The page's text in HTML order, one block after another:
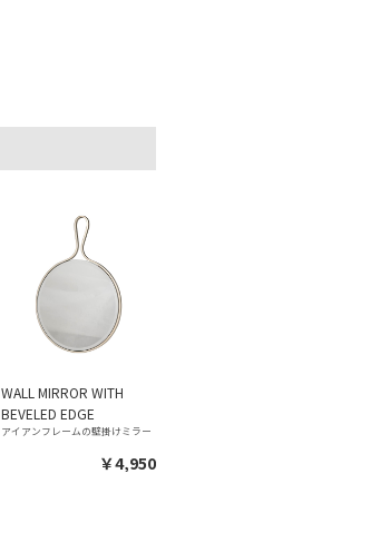
WALL MIRROR WITH
BEVELED EDGE
アイアンフレームの壁掛けミラー
￥4,950